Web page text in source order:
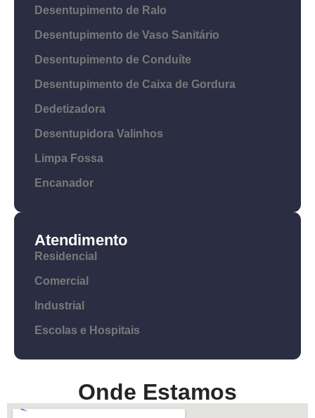
Desentupimento de Ralo
Desentupimento de Vaso Sanitário
Desentupimento de Conduíte
Desentupimento de Caixa de Gordura
Dedetizadora
Desentupidora Valinhos
Limpa Fossa
Encanador
Atendimento
Residencial
Comercial
Industrial
Escolas e Hospitais
Onde Estamos